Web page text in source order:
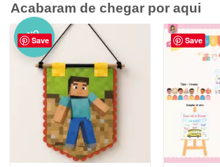
Acabaram de chegar por aqui
Save
NO
VO Save